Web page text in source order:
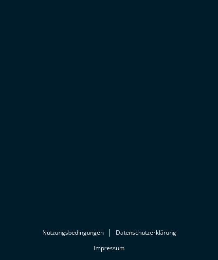
Nutzungsbedingungen
Datenschutzerklärung
Impressum